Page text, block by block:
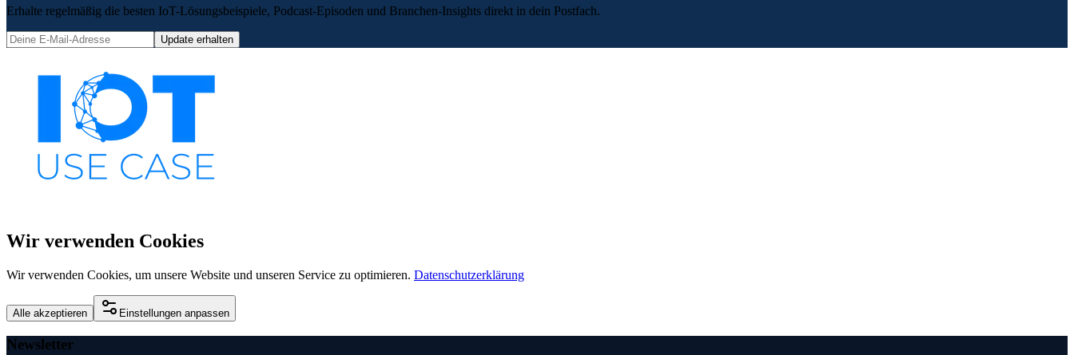
Erhalte regelmäßig die besten IoT-Lösungsbeispiele, Podcast-Episoden und Branchen-Insights direkt in dein Postfach.
Update erhalten
Wir verwenden Cookies
Wir verwenden Cookies, um unsere Website und unseren Service zu optimieren. Datenschutzerklärung
Alle akzeptieren Einstellungen anpassen
Newsletter